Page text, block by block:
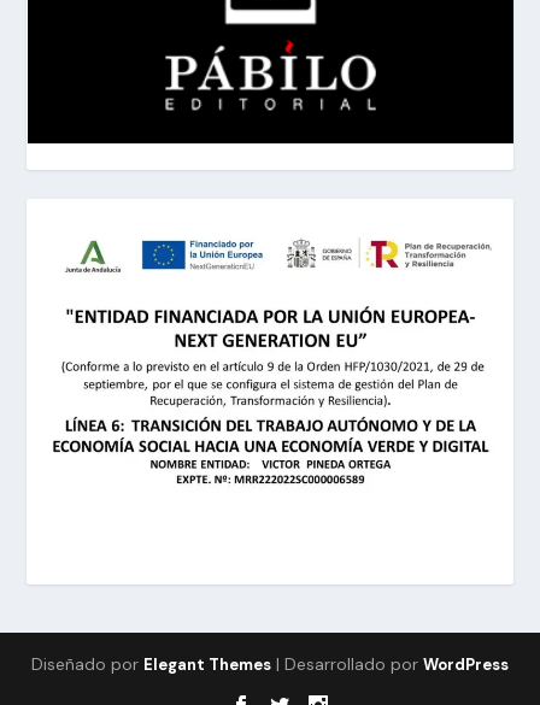
Diseñado por Elegant Themes | Desarrollado por WordPress